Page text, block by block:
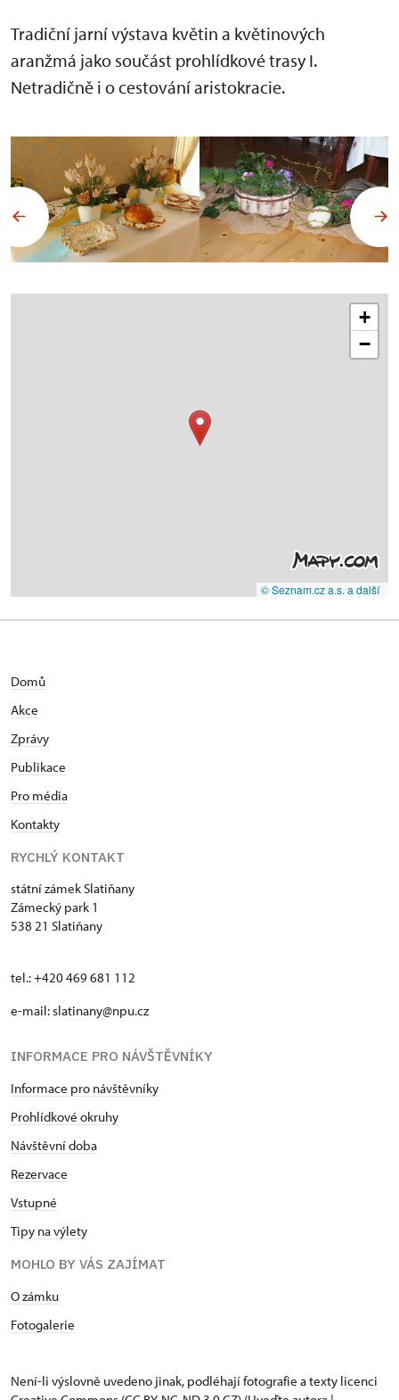
Tradiční jarní výstava květin a květinových
aranžmá jako součást prohlídkové trasy I.
Netradičně i o cestování aristokracie.
+
−
© Seznam.cz a.s. a další
Domů
Akce
Zprávy
Publikace
Pro média
Kontakty
RYCHLÝ KONTAKT
státní zámek Slatiňany
Zámecký park 1
538 21 Slatiňany
tel.: +420 469 681 112
e-mail: slatinany@npu.cz
INFORMACE PRO NÁVŠTĚVNÍKY
Informace pro návštěvníky
Prohlídkové okruhy
Návštěvní doba
Rezervace
Vstupné
Tipy na výlety
MOHLO BY VÁS ZAJÍMAT
O zámku
Fotogalerie
Není-li výslovně uvedeno jinak, podléhají fotografie a texty licenci